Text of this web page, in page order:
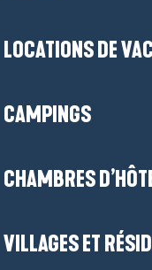
LOCATIONS DE
CAMPINGS
CHAMBRES
VILLAGES ET
?
nous ?
Mentions légales-
-